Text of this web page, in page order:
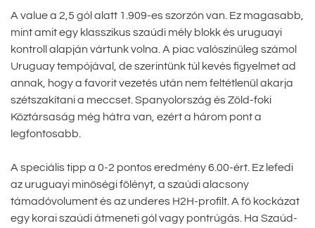
A value a 2,5 gól alatt 1.909-es szorzón van. Ez magasabb,
mint amit egy klasszikus szaúdi mély blokk és uruguayi
kontroll alapján vártunk volna. A piac valószínűleg számol
Uruguay tempójával, de szerintünk túl kevés figyelmet ad
annak, hogy a favorit vezetés után nem feltétlenül akarja
szétszakítani a meccset. Spanyolország és Zöld-foki
Köztársaság még hátra van, ezért a három pont a
legfontosabb.
A speciális tipp a 0-2 pontos eredmény 6.00-ért. Ez lefedi
az uruguayi minőségi fölényt, a szaúdi alacsony
támadóvolument és az underes H2H-profilt. A fő kockázat
egy korai szaúdi átmeneti gól vagy pontrúgás. Ha Szaúd-